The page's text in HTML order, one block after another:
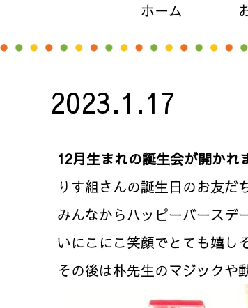
ホーム
2023.1.17
12月生まれの誕生会が開かれ
りす組さんの誕生日のお友
みんなからハッピーバースデ
いにこにこ笑顔でとても嬉し
その後は朴先生のマジックや